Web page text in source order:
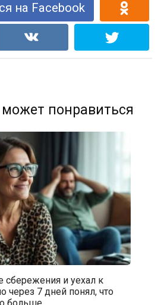
на Facebook
понравиться
сбережения и уехал к
через 7 дней понял, что